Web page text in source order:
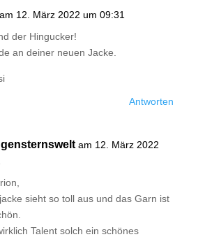
am 12. März 2022 um 09:31
der Hingucker!
an deiner neuen Jacke.
Antworten
am 12. März 2022
sieht so toll aus und das Garn ist
Talent solch ein schönes